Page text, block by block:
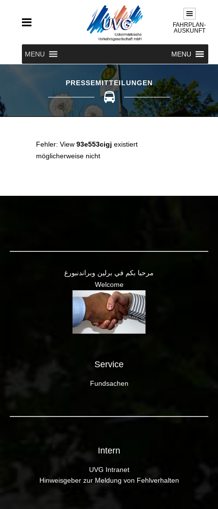
FAHRPLAN-
AUSKUNFT
MENU MENU
PRESSEMITTEILUNGEN
Fehler: View 93e553cigj existiert
möglicherweise nicht
مرحبا بكم في برلين وبراندنبورغ
Welcome
Service
Fundsachen
Intern
UVG Intranet
Hinweisgeber zur Meldung von Fehlverhalten